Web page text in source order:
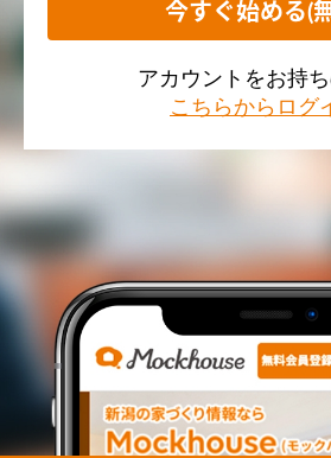
今すぐ始める(
アカウントをお持
こちらからログ